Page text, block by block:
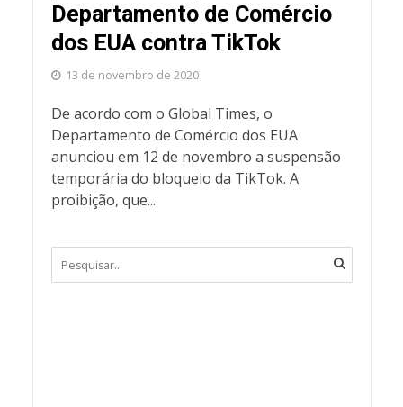
Departamento de Comércio
dos EUA contra TikTok
13 de novembro de 2020
De acordo com o Global Times, o
Departamento de Comércio dos EUA
anunciou em 12 de novembro a suspensão
temporária do bloqueio da TikTok. A
proibição, que...